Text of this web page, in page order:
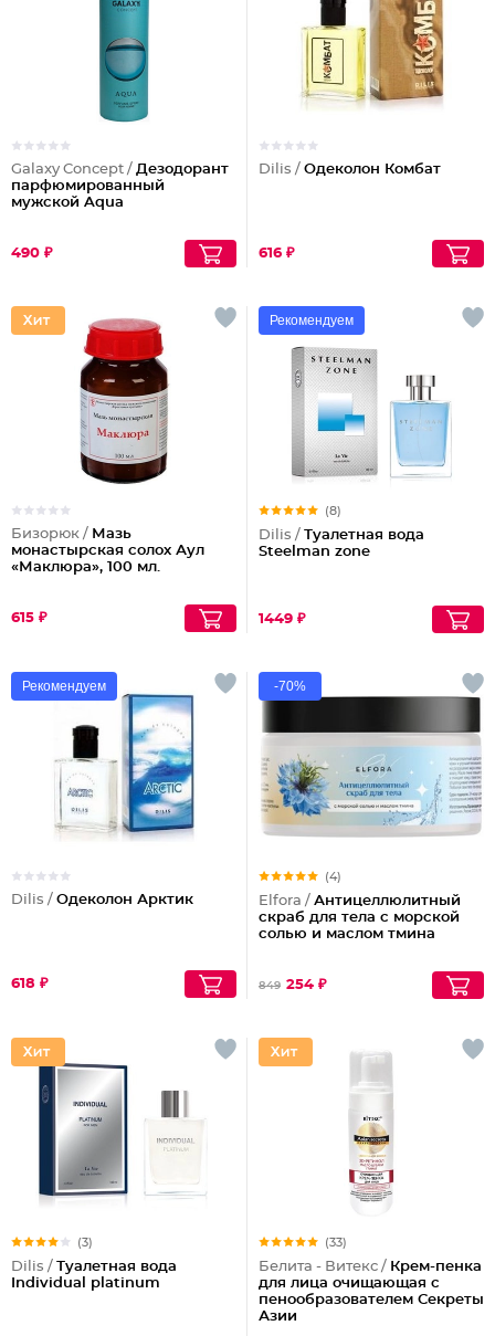
Galaxy Concept / Дезодорант
парфюмированный
мужской Aqua
490 ₽
Dilis / Одеколон Комбат
616 ₽
Бизорюк / Мазь
монастырская солох Аул
«Маклюра», 100 мл.
615 ₽
Рекомендуем
(8)
Dilis / Туалетная вода
Steelman zone
1449 ₽
Рекомендуем
Dilis / Одеколон Арктик
618 ₽
-70%
(4)
Elfora / Антицеллюлитный
скраб для тела с морской
солью и маслом тмина
849 254 ₽
(3)
Dilis / Туалетная вода
Individual platinum
(33)
Белита - Витекс / Крем-пенка
для лица очищающая с
пенообразователем Секреты
Азии